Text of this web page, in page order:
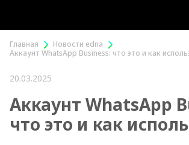
Главная
Новости edna
Аккаунт WhatsApp Business: что это и как
20.03.2025
Аккаунт WhatsApp
что это и как